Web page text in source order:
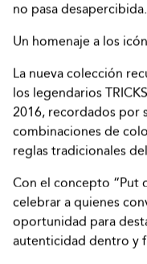
no pasa desapercibida.
Un homenaje a los
La nueva colección
los legendarios
2016, recordados por
combinaciones de
reglas tradicionales
Con el concepto “Put
celebrar a quienes
oportunidad para
autenticidad dentro y